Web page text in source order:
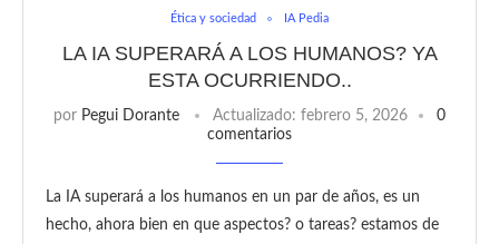
Ética y sociedad IA Pedia
LA IA SUPERARÁ A LOS HUMANOS? YA
ESTA OCURRIENDO..
por Pegui Dorante Actualizado: febrero 5, 2026
0
comentarios
La IA superará a los humanos en un par de años, es un
hecho, ahora bien en que aspectos? o tareas? estamos de